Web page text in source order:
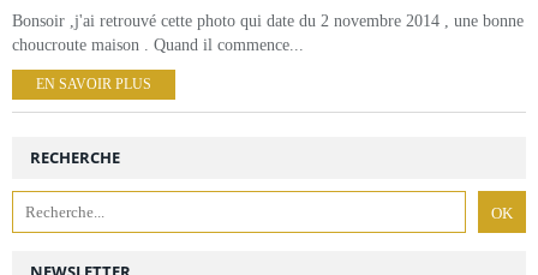
Bonsoir ,j'ai retrouvé cette photo qui date du 2 novembre 2014 , une bonne
choucroute maison . Quand il commence...
EN SAVOIR PLUS
RECHERCHE